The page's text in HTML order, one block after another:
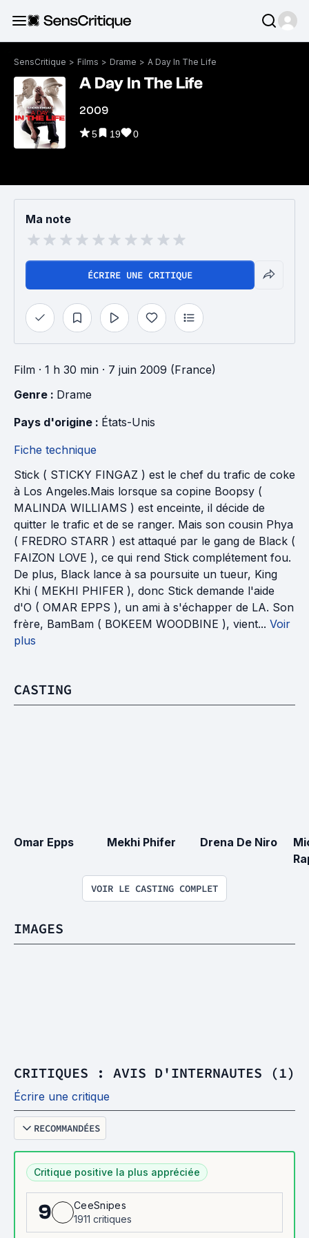
SensCritique > Films > Drame > A Day In The Life
A Day In The Life
2009
5 19 0
Ma note
ÉCRIRE UNE CRITIQUE
Film · 1 h 30 min · 7 juin 2009 (France)
Genre : Drame
Pays d'origine : États-Unis
Fiche technique
Stick ( STICKY FINGAZ ) est le chef du trafic de coke
à Los Angeles.Mais lorsque sa copine Boopsy (
MALINDA WILLIAMS ) est enceinte, il décide de
quitter le trafic et de se ranger. Mais son cousin Phya
( FREDRO STARR ) est attaqué par le gang de Black (
FAIZON LOVE ), ce qui rend Stick complétement fou.
De plus, Black lance à sa poursuite un tueur, King
Khi ( MEKHI PHIFER ), donc Stick demande l'aide
d'O ( OMAR EPPS ), un ami à s'échapper de LA. Son
frère, BamBam ( BOKEEM WOODBINE ), vient... Voir
plus
CASTING
Omar Epps Mekhi Phifer Drena De Niro
VOIR LE CASTING COMPLET
IMAGES
CRITIQUES : AVIS D'INTERNAUTES (1)
Écrire une critique
RECOMMANDÉES
Critique positive la plus appréciée
9
CeeSnipes
1911 critiques